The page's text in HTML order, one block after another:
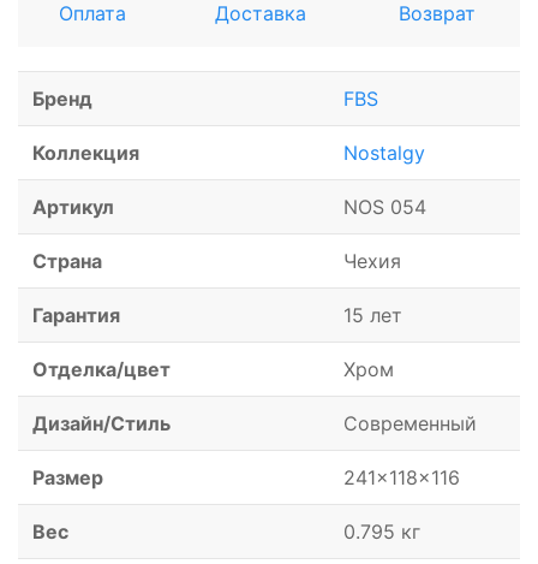
Оплата Доставка Возврат
Бренд FBS
Коллекция Nostalgy
Артикул NOS 054
Страна Чехия
Гарантия 15 лет
Отделка/цвет Хром
Дизайн/Стиль Современный
Размер 241x118x116
Вес 0.795 кг